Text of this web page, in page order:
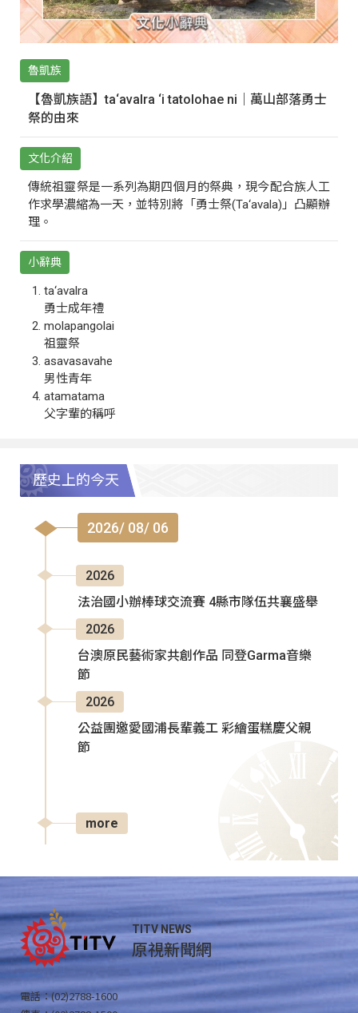
魯凱族
【魯凱族語】ta‘avalra ‘i tatolohae ni｜萬山部落勇士
祭的由來
文化介紹
傳統祖靈祭是一系列為期四個月的祭典，現今配合族人工
作求學濃縮為一天，並特別將「勇士祭(Ta‘avala)」凸顯辦
理。
小辭典
ta‘avalra
勇士成年禮
molapangolai
祖靈祭
asavasavahe
男性青年
atamatama
父字輩的稱呼
歷史上的今天
2026/ 08/ 06
2026
法治國小辦棒球交流賽 4縣市隊伍共襄盛舉
2026
台澳原民藝術家共創作品 同登Garma音樂
節
2026
公益團邀愛國浦長輩義工 彩繪蛋糕慶父親
節
more
TITV NEWS
原視新聞網
電話：(02)2788-1600